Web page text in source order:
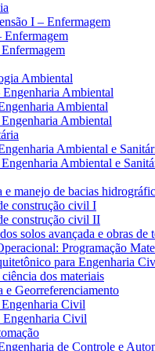
I – Enfermagem
Enfermagem
Ambiental
Ambiental
Ambiental
Ambiental
Ambiental e
Ambiental e
manejo de bacias
construção civil I
construção civil II
solos avançada e obras de
Programação
para Engenharia
dos materiais
e Georreferenciamento
Civil
Civil
de Controle e